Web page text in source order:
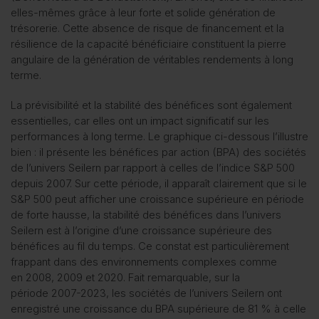
elles-mêmes grâce à leur forte et solide génération de
trésorerie. Cette absence de risque de financement et la
résilience de la capacité bénéficiaire constituent la pierre
angulaire de la génération de véritables rendements à long
terme.
La prévisibilité et la stabilité des bénéfices sont également
essentielles, car elles ont un impact significatif sur les
performances à long terme. Le graphique ci-dessous l’illustre
bien : il présente les bénéfices par action (BPA) des sociétés
de l’univers Seilern par rapport à celles de l’indice S&P 500
depuis 2007. Sur cette période, il apparaît clairement que si le
S&P 500 peut afficher une croissance supérieure en période
de forte hausse, la stabilité des bénéfices dans l’univers
Seilern est à l’origine d’une croissance supérieure des
bénéfices au fil du temps. Ce constat est particulièrement
frappant dans des environnements complexes comme
en 2008, 2009 et 2020. Fait remarquable, sur la
période 2007-2023, les sociétés de l’univers Seilern ont
enregistré une croissance du BPA supérieure de 81 % à celle